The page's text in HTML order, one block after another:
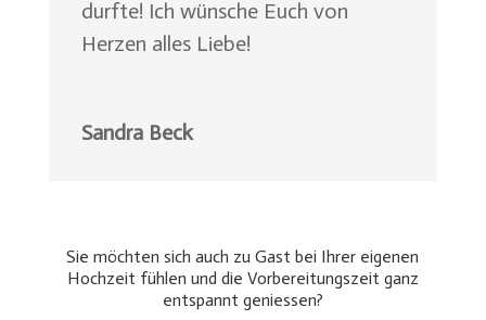
durfte! Ich wünsche Euch von
Herzen alles Liebe!
Sandra Beck
Sie möchten sich auch zu Gast bei Ihrer eigenen
Hochzeit fühlen und die Vorbereitungszeit ganz
entspannt geniessen?